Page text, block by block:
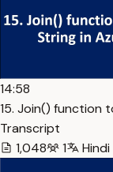
14:58
15. Join() function
Transcript
1,048
1 Hindi